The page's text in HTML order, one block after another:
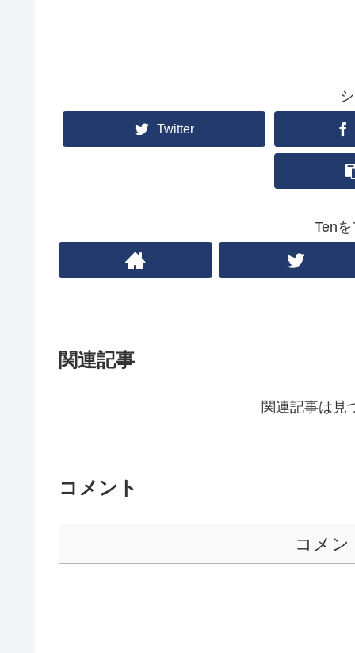
Twitter
Ten
関連記事
関連記事は見
コメント
コメン